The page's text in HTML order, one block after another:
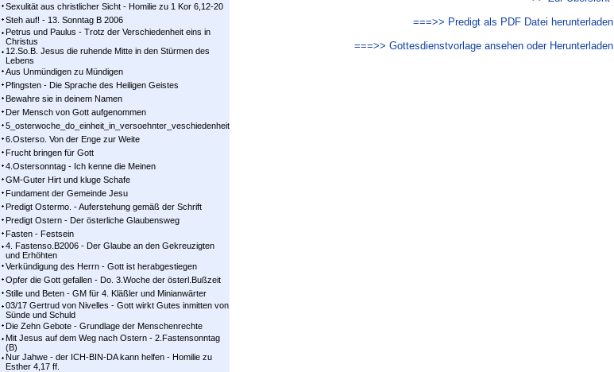
Sexulität aus christlicher Sicht - Homilie zu 1 Kor 6,12-20
Steh auf! - 13. Sonntag B 2006
Petrus und Paulus - Trotz der Verschiedenheit eins in
Christus
12.So.B. Jesus die ruhende Mitte in den Stürmen des
Lebens
Aus Unmündigen zu Mündigen
Pfingsten - Die Sprache des Heiligen Geistes
Bewahre sie in deinem Namen
Der Mensch von Gott aufgenommen
5_osterwoche_do_einheit_in_versoehnter_veschiedenheit
6.Osterso. Von der Enge zur Weite
Frucht bringen für Gott
4.Ostersonntag - Ich kenne die Meinen
GM-Guter Hirt und kluge Schafe
Fundament der Gemeinde Jesu
Predigt Ostermo. - Auferstehung gemäß der Schrift
Predigt Ostern - Der österliche Glaubensweg
Fasten - Festsein
4. Fastenso.B2006 - Der Glaube an den Gekreuzigten
und Erhöhten
Verkündigung des Herrn - Gott ist herabgestiegen
Opfer die Gott gefallen - Do. 3.Woche der österl.Bußzeit
Stille und Beten - GM für 4. Kläßler und Minianwärter
03/17 Gertrud von Nivelles - Gott wirkt Gutes inmitten von
Sünde und Schuld
Die Zehn Gebote - Grundlage der Menschenrechte
Mit Jesus auf dem Weg nach Ostern - 2.Fastensonntag
(B)
Nur Jahwe - der ICH-BIN-DA kann helfen - Homilie zu
Esther 4,17 ff.
===>> Predigt als PDF Datei herunterladen
===>> Gottesdienstvorlage ansehen oder Herunterladen